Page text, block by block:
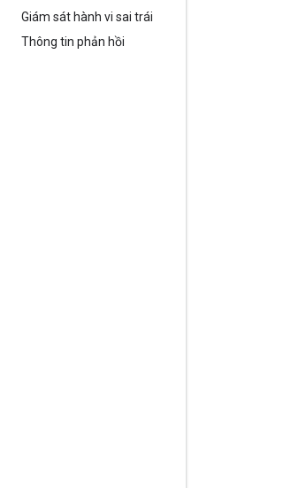
Giám sát hành vi sai trái
Thông tin phản hồi